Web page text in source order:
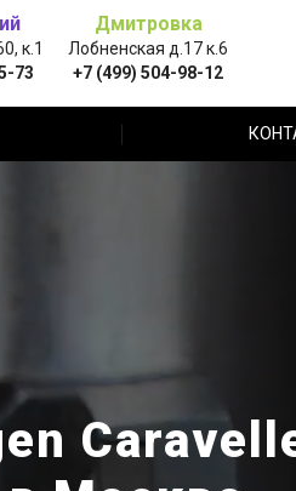
к.1
73
Дмитровка
Лобненская д.17 к.6
+7 (499) 504-98-12